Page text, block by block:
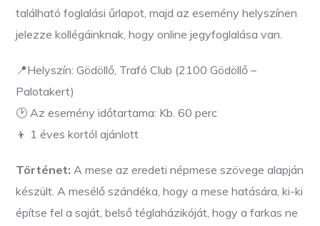
található foglalási űrlapot, majd az esemény helyszínen
jelezze kollégáinknak, hogy online jegyfoglalása van.
📍Helyszín: Gödöllő, Trafó Club (2100 Gödöllő –
Palotakert)
🕑 Az esemény időtartama: Kb. 60 perc
👦 1 éves kortól ajánlott
Történet: A mese az eredeti népmese szövege alapján
készült. A mesélő szándéka, hogy a mese hatására, ki-ki
építse fel a saját, belső téglaházikóját, hogy a farkas ne